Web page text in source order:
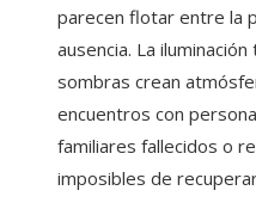
parecen flotar entre la
ausencia. La
sombras crean
encuentros con
familiares fallecidos o
imposibles de